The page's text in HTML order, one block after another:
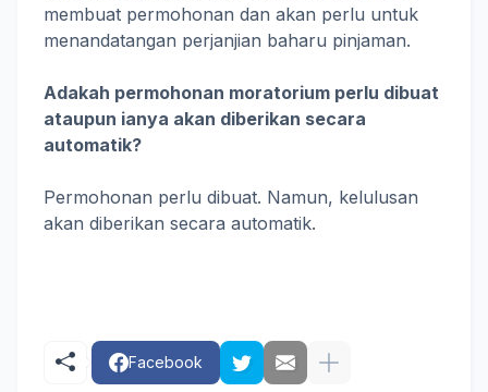
membuat permohonan dan akan perlu untuk
menandatangan perjanjian baharu pinjaman.
Adakah permohonan moratorium perlu dibuat
ataupun ianya akan diberikan secara
automatik?
Permohonan perlu dibuat. Namun, kelulusan
akan diberikan secara automatik.
Facebook